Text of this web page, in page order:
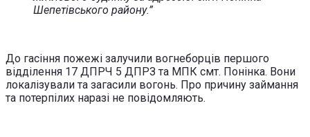
Шепетівського району.”
До гасіння пожежі залучили вогнеборців першого
відділення 17 ДПРЧ 5 ДПРЗ та МПК смт. Понінка. Вони
локалізували та загасили вогонь. Про причину займання
та потерпілих наразі не повідомляють.